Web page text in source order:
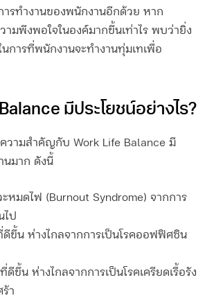
ารทำงานของพนักงานอีกด้วย หาก
ามพึงพอใจในองค์มากขึ้นเท่าไร พบว่ายิ่ง
การที่พนักงานจะทำงานทุ่มเทเพื่อ
มีประโยชน์อย่างไร?
ความสำคัญกับ Work Life Balance มี
นมาก ดังนี้
ะหมดไฟ (Burnout Syndrome) จากการ
ไป
ขึ้น ห่างไกลจากการเป็นโรคออฟฟิศซิน
ขึ้น ห่างไกลจากการเป็นโรคเครียดเรื้อรัง
ร้า